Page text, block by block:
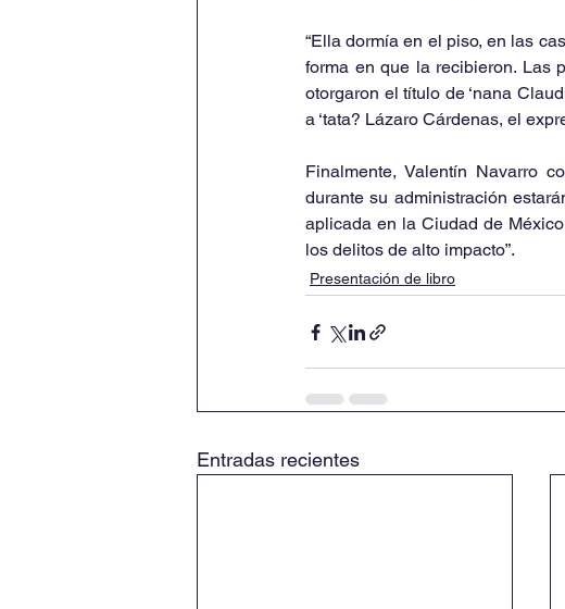
“Ella dormía en el piso, en las
forma en que la recibieron. Las
otorgaron el título de ‘nana
a ‘tata? Lázaro Cárdenas, el
Finalmente, Valentín Navarro
durante su administración
aplicada en la Ciudad de
los delitos de alto impacto”.
Presentación de libro
Entradas recientes